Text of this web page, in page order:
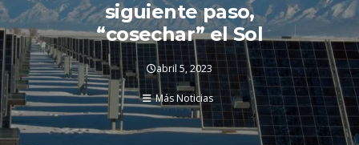
siguiente paso,
“cosechar” el Sol
abril 5, 2023
Más Noticias